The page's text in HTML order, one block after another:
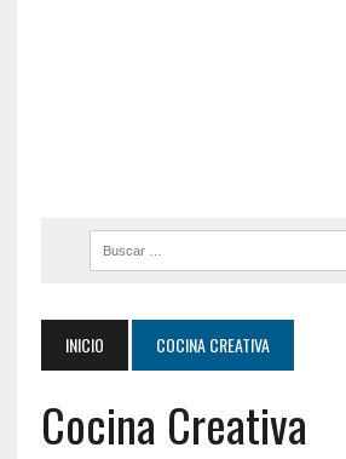
INICIO COCINA CREATIVA
Cocina Creativa